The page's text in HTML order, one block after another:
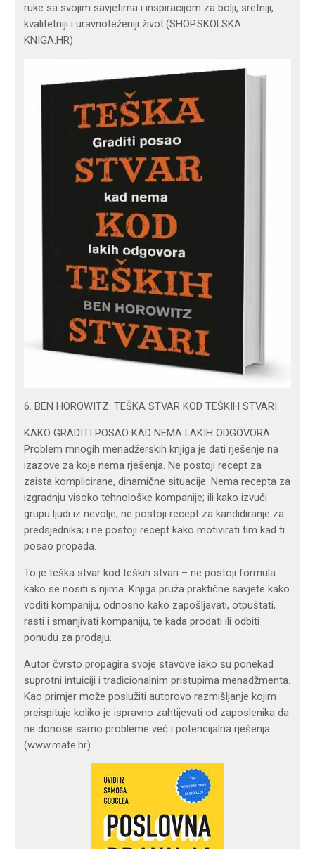
ruke sa svojim savjetima i inspiracijom za bolji, sretniji,
kvalitetniji i uravnoteženiji život.(SHOP.SKOLSKA
KNIGA.HR)
6. BEN HOROWITZ: TEŠKA STVAR KOD TEŠKIH STVARI
KAKO GRADITI POSAO KAD NEMA LAKIH ODGOVORA
Problem mnogih menadžerskih knjiga je dati rješenje na
izazove za koje nema rješenja. Ne postoji recept za
zaista komplicirane, dinamične situacije. Nema recepta za
izgradnju visoko tehnološke kompanije; ili kako izvući
grupu ljudi iz nevolje; ne postoji recept za kandidiranje za
predsjednika; i ne postoji recept kako motivirati tim kad ti
posao propada.
To je teška stvar kod teških stvari – ne postoji formula
kako se nositi s njima. Knjiga pruža praktične savjete kako
voditi kompaniju, odnosno kako zapošljavati, otpuštati,
rasti i smanjivati kompaniju, te kada prodati ili odbiti
ponudu za prodaju.
Autor čvrsto propagira svoje stavove iako su ponekad
suprotni intuiciji i tradicionalnim pristupima menadžmenta.
Kao primjer može poslužiti autorovo razmišljanje kojim
preispituje koliko je ispravno zahtijevati od zaposlenika da
ne donose samo probleme već i potencijalna rješenja.
(www.mate.hr)